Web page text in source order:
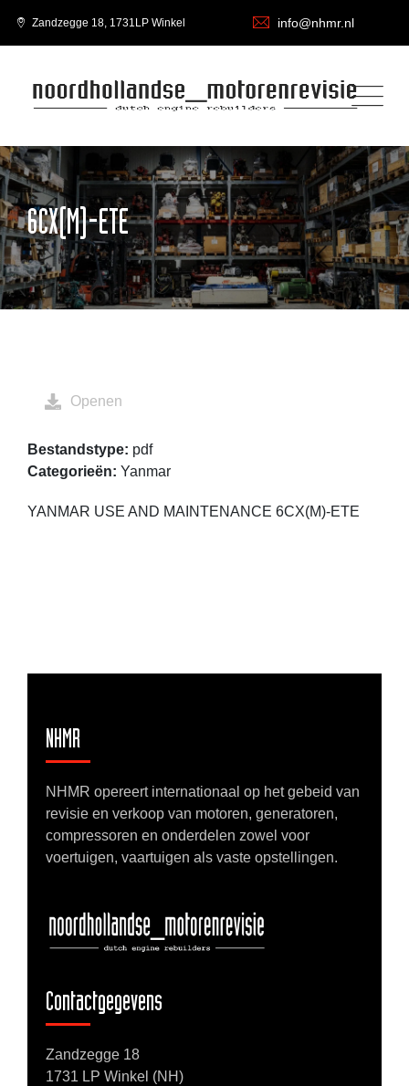
Zandzegge 18, 1731LP Winkel info@nhmr.nl
6CX(M)-ETE
YANMAR USE AND MAINTENANCE 6CX(M)-ETE
Openen
Bestandstype: pdf
Categorieën: Yanmar
NHMR
NHMR opereert internationaal op het gebeid van
revisie en verkoop van motoren, generatoren,
compressoren en onderdelen zowel voor
voertuigen, vaartuigen als vaste opstellingen.
Contactgegevens
Zandzegge 18
1731 LP Winkel (NH)